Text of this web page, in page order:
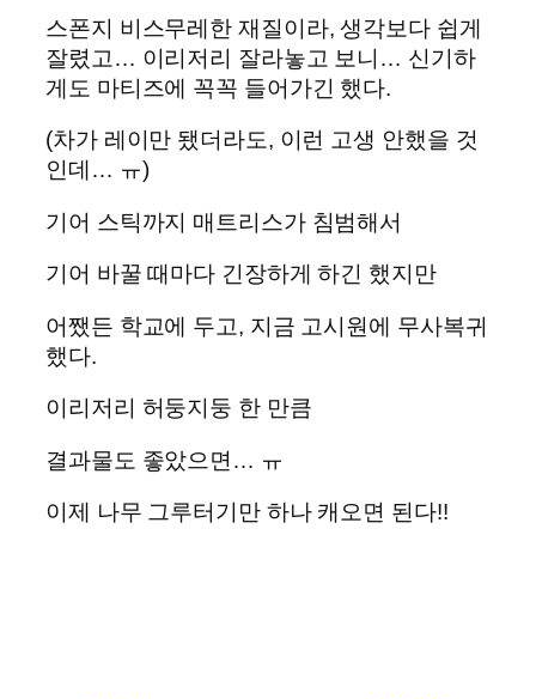
스폰지 비스무레한 재질이라, 생각보다 쉽게
잘렸고… 이리저리 잘라놓고 보니… 신기하
게도 마티즈에 꼭꼭 들어가긴 했다.
(차가 레이만 됐더라도, 이런 고생 안했을 것
인데… ㅠ)
기어 스틱까지 매트리스가 침범해서
기어 바꿀 때마다 긴장하게 하긴 했지만
어쨌든 학교에 두고, 지금 고시원에 무사복귀
했다.
이리저리 허둥지둥 한 만큼
결과물도 좋았으면… ㅠ
이제 나무 그루터기만 하나 캐오면 된다!!